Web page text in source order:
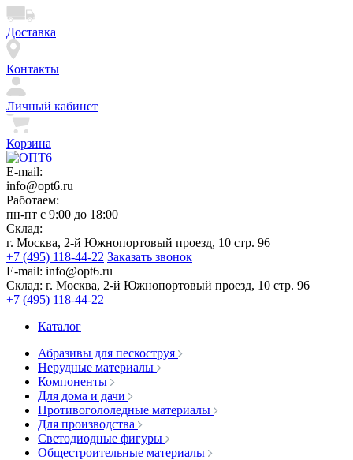
Доставка
Контакты
Личный кабинет
Корзина
E-mail:
info@opt6.ru
Работаем:
пн-пт с 9:00 до 18:00
Склад:
г. Москва, 2-й Южнопортовый проезд, 10 стр. 96
+7 (495) 118-44-22 Заказать звонок
E-mail: info@opt6.ru
Склад: г. Москва, 2-й Южнопортовый проезд, 10 стр. 96
+7 (495) 118-44-22
Каталог
Абразивы для пескоструя
Нерудные материалы
Компоненты
Для дома и дачи
Противогололедные материалы
Для производства
Светодиодные фигуры
Общестроительные материалы